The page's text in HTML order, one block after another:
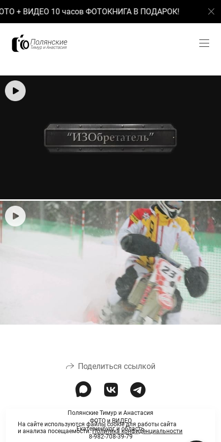
+ ВИДЕО 10 часов ФОТОКНИГА В ПОДАРОК!
Поделиться ссылкой
Полянские Тимур и Анастасия
ФОТО и ВИДЕО
Екатеринбург и область
8-982-708-39-79
На сайте используются файлы cookie для работы сайта
и анализа посещаемости.Политика конфиденциальности